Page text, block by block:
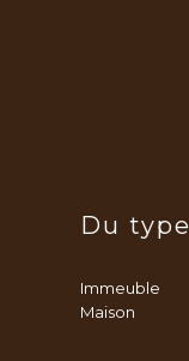
Du type
Immeuble
Maison